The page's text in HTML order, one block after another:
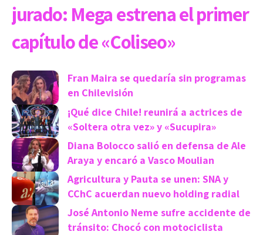
jurado: Mega estrena el primer
capítulo de «Coliseo»
Fran Maira se quedaría sin programas
en Chilevisión
¡Qué dice Chile! reunirá a actrices de
«Soltera otra vez» y «Sucupira»
Diana Bolocco salió en defensa de Ale
Araya y encaró a Vasco Moulian
Agricultura y Pauta se unen: SNA y
CChC acuerdan nuevo holding radial
José Antonio Neme sufre accidente de
tránsito: Chocó con motociclista